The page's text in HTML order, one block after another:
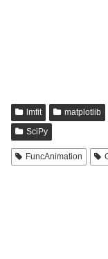
lmfit matplotlib
SciPy
FuncAnimation